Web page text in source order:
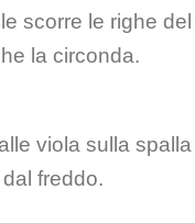
scorre le righe del
la circonda.
viola sulla spalla
freddo.